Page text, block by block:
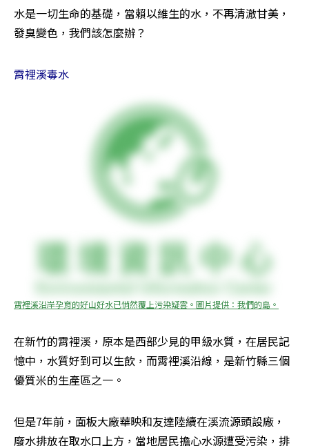
水是一切生命的基礎，當賴以維生的水，不再清澈甘美，
發臭變色，我們該怎麼辦？
霄裡溪毒水
霄裡溪沿岸孕育的好山好水已悄然覆上污染疑雲。圖片提供：我們的島。
在新竹的霄裡溪，原本是西部少見的甲級水質，在居民記
憶中，水質好到可以生飲，而霄裡溪沿線，是新竹縣三個
優質米的生產區之一。
但是7年前，面板大廠華映和友達陸續在溪流源頭設廠，
廢水排放在取水口上方，當地居民擔心水源遭受污染，排